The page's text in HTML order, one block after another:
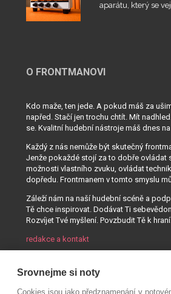
aparátu, který se
O FRONTMANOVI
Kdo maže, ten jede. A pokud máš za
napřed. Stačí jen trochu chtít. Mít
se. Kvalitní hudební nástroje máš dnes na
Každý z nás nemůže být skutečný
Jenže pokaždé stojí za to dobře ovládat
možnosti vlastního zvuku, ovládat
dopředu. Frontmanem v tomto smyslu
Záleží nám na naší hudební scéně a
Tě chce inspirovat. Dodávat Ti
Rozvíjet Tvé myšlení. Povzbudit Tě k hraní...
redakce a kontakt
Srovnejme si noty
Cookies jsou jako předznamenání v